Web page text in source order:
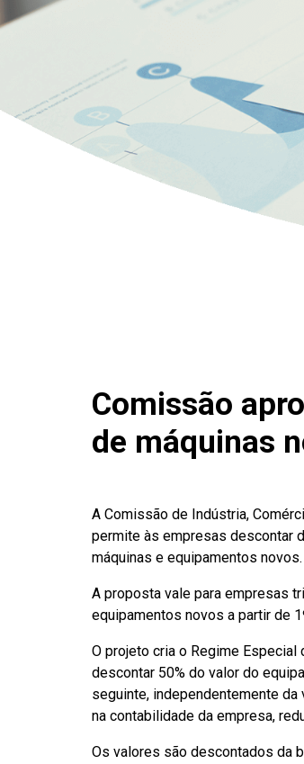
Comissão
de máquinas
A Comissão de Indústria,
permite às empresas descontar
máquinas e equipamentos
A proposta vale para empresas
equipamentos novos a partir de
O projeto cria o Regime Especial
descontar 50% do valor do
seguinte, independentemente
na contabilidade da empresa,
Os valores são descontados da